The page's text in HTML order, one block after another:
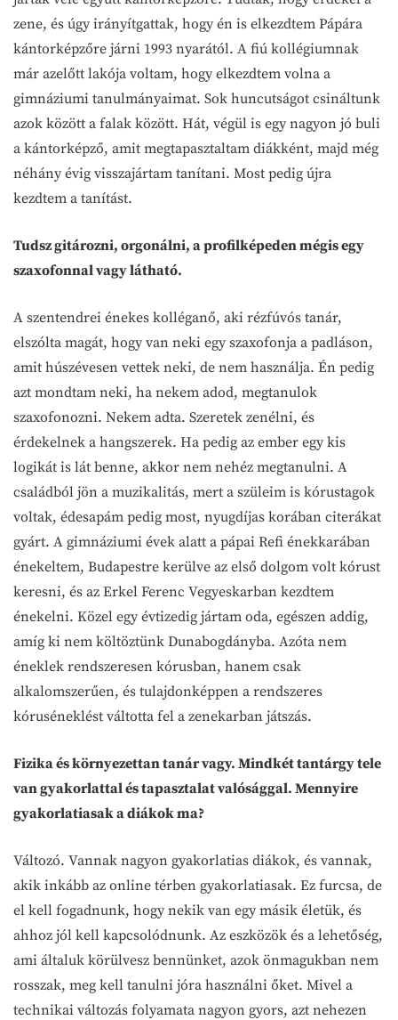
zene, és úgy irányítgattak, hogy én is elkezdtem Pápára
kántorképzőre járni 1993 nyarától. A fiú kollégiumnak
már azelőtt lakója voltam, hogy elkezdtem volna a
gimnáziumi tanulmányaimat. Sok huncutságot csináltunk
azok között a falak között. Hát, végül is egy nagyon jó buli
a kántorképző, amit megtapasztaltam diákként, majd még
néhány évig visszajártam tanítani. Most pedig újra
kezdtem a tanítást.
Tudsz gitározni, orgonálni, a profilképeden mégis egy
szaxofonnal vagy látható.
A szentendrei énekes kolléganő, aki rézfúvós tanár,
elszólta magát, hogy van neki egy szaxofonja a padláson,
amit húszévesen vettek neki, de nem használja. Én pedig
azt mondtam neki, ha nekem adod, megtanulok
szaxofonozni. Nekem adta. Szeretek zenélni, és
érdekelnek a hangszerek. Ha pedig az ember egy kis
logikát is lát benne, akkor nem nehéz megtanulni. A
családból jön a muzikalitás, mert a szüleim is kórustagok
voltak, édesapám pedig most, nyugdíjas korában citerákat
gyárt. A gimnáziumi évek alatt a pápai Refi énekkarában
énekeltem, Budapestre kerülve az első dolgom volt kórust
keresni, és az Erkel Ferenc Vegyeskarban kezdtem
énekelni. Közel egy évtizedig jártam oda, egészen addig,
amíg ki nem költöztünk Dunabogdányba. Azóta nem
éneklek rendszeresen kórusban, hanem csak
alkalomszerűen, és tulajdonképpen a rendszeres
kóruséneklést váltotta fel a zenekarban játszás.
Fizika és környezettan tanár vagy. Mindkét tantárgy tele
van gyakorlattal és tapasztalat valósággal. Mennyire
gyakorlatiasak a diákok ma?
Változó. Vannak nagyon gyakorlatias diákok, és vannak,
akik inkább az online térben gyakorlatiasak. Ez furcsa, de
el kell fogadnunk, hogy nekik van egy másik életük, és
ahhoz jól kell kapcsolódnunk. Az eszközök és a lehetőség,
ami általuk körülvesz bennünket, azok önmagukban nem
rosszak, meg kell tanulni jóra használni őket. Mivel a
technikai változás folyamata nagyon gyors, azt nehezen